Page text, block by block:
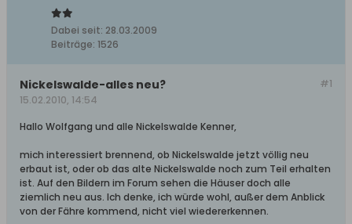
Dabei seit: 28.03.2009
Beiträge: 1526
#1
Nickelswalde-alles neu?
15.02.2010, 14:54
Hallo Wolfgang und alle Nickelswalde Kenner,
mich interessiert brennend, ob Nickelswalde jetzt völlig neu
erbaut ist, oder ob das alte Nickelswalde noch zum Teil erhalten
ist. Auf den Bildern im Forum sehen die Häuser doch alle
ziemlich neu aus. Ich denke, ich würde wohl, außer dem Anblick
von der Fähre kommend, nicht viel wiedererkennen.